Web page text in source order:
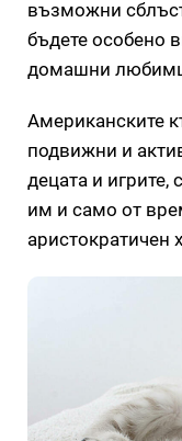
възможни
бъдете особено
домашни
Американските
подвижни и
децата и игрите,
им и само от
аристократичен